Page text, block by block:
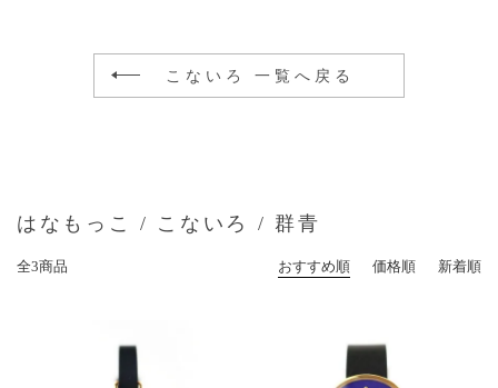
こないろ 一覧へ戻る
はなもっこ / こないろ / 群青
全3商品 おすすめ順 価格順 新着順